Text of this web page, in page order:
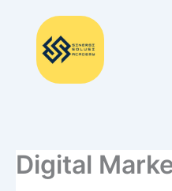
Digital